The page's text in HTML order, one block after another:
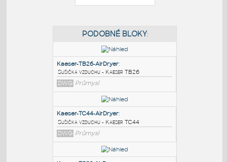
PODOBNÉ BLOKY
Kaeser-TB26-AirDryer
Sušička vzduchu - Kaeser TB26